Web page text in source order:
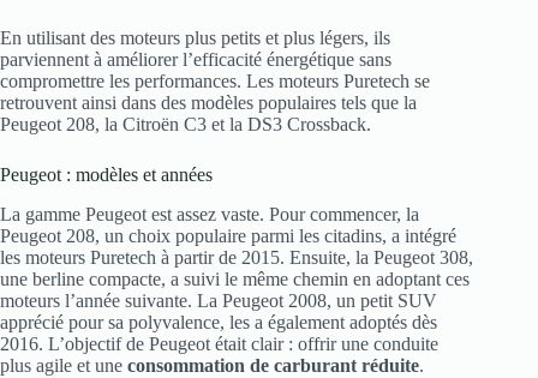
En utilisant des moteurs plus petits et plus légers, ils
parviennent à améliorer l’efficacité énergétique sans
compromettre les performances. Les moteurs Puretech se
retrouvent ainsi dans des modèles populaires tels que la
Peugeot 208, la Citroën C3 et la DS3 Crossback.
Peugeot : modèles et années
La gamme Peugeot est assez vaste. Pour commencer, la
Peugeot 208, un choix populaire parmi les citadins, a intégré
les moteurs Puretech à partir de 2015. Ensuite, la Peugeot 308,
une berline compacte, a suivi le même chemin en adoptant ces
moteurs l’année suivante. La Peugeot 2008, un petit SUV
apprécié pour sa polyvalence, les a également adoptés dès
2016. L’objectif de Peugeot était clair : offrir une conduite
plus agile et une consommation de carburant réduite.